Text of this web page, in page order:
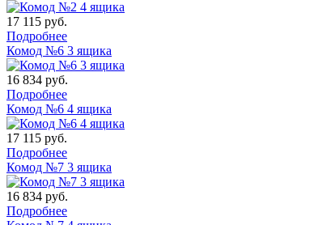
17 115 руб.
Подробнее
Комод №6 3 ящика
16 834 руб.
Подробнее
Комод №6 4 ящика
17 115 руб.
Подробнее
Комод №7 3 ящика
16 834 руб.
Подробнее